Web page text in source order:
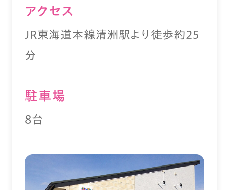
アクセス
JR東海道本線清洲駅より徒歩約25
分
駐⾞場
8台